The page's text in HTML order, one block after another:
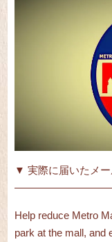
▼ 実際に届いたメ
Help reduce Metro
park at the mall, and